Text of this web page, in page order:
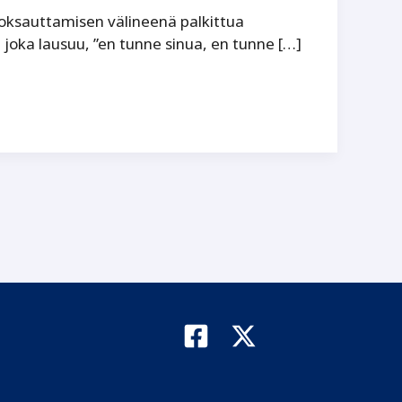
välineenä palkittua
lausuu, ”en tunne sinua, en tunne […]